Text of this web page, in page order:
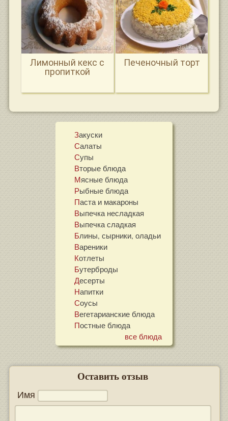
Лимонный кекс с
пропиткой
Печеночный торт
Закуски
Салаты
Супы
Вторые блюда
Мясные блюда
Рыбные блюда
Паста и макароны
Выпечка несладкая
Выпечка сладкая
Блины, сырники, оладьи
Вареники
Котлеты
Бутерброды
Десерты
Напитки
Соусы
Вегетарианские блюда
Постные блюда
все блюда
Оставить отзыв
Имя